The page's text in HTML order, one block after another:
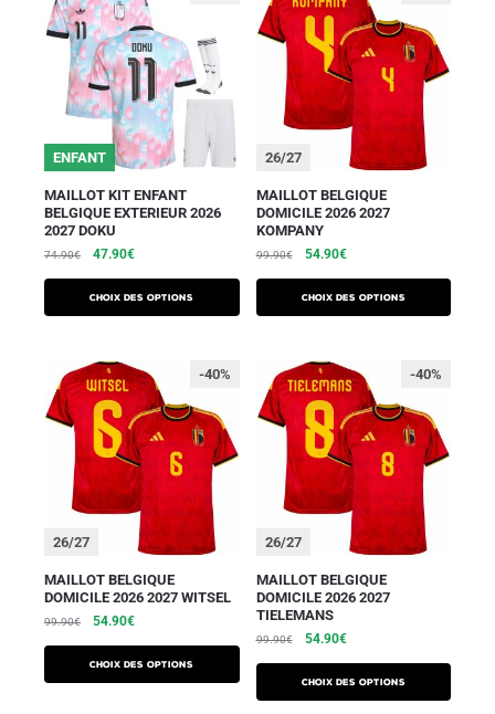
ENFANT
MAILLOT KIT ENFANT
BELGIQUE EXTERIEUR 2026
2027 DOKU
74.90€ 47.90€
Choix des options
26/27
MAILLOT BELGIQUE
DOMICILE 2026 2027
KOMPANY
99.90€ 54.90€
Choix des options
26/27
-40%
MAILLOT BELGIQUE
DOMICILE 2026 2027 WITSEL
99.90€ 54.90€
Choix des options
26/27
-40%
MAILLOT BELGIQUE
DOMICILE 2026 2027
TIELEMANS
99.90€ 54.90€
Choix des options